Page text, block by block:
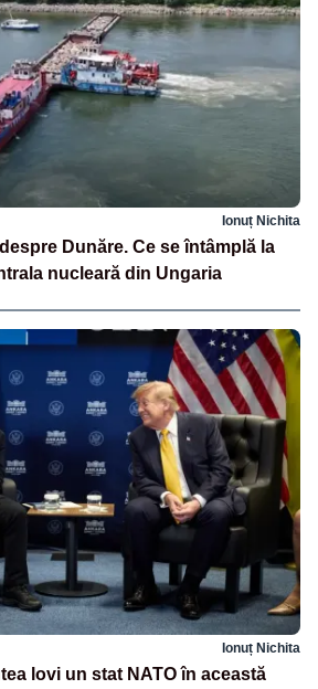
Ionuț Nichita
Dunăre. Ce se întâmplă la
nucleară din Ungaria
Ionuț Nichita
lovi un stat NATO în această